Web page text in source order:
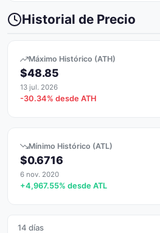
Historial de Precio
Máximo Histórico (ATH)
$48.85
13 jul. 2026
-30.34% desde ATH
Mínimo Histórico (ATL)
$0.6716
6 nov. 2020
+4,967.55% desde ATL
14 días